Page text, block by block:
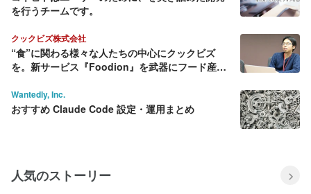
を行うチームです。
クックビズ株式会社
“食”に関わる様々な人たちの中心にクックビズ
を。新サービス『Foodion』を武器にフード産業
Wantedly, Inc.
おすすめ Claude Code 設定・運用まとめ
人気のストーリー